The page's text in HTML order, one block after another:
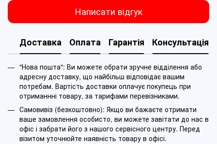
Написати відгук
Доставка Оплата Гарантія Консультація
"Нова пошта": Ви можете обрати зручне відділення або
адресну доставку, що найбільш відповідає вашим
потребам. Вартість доставки оплачує покупець при
отриманнні товару, за тарифами перевізниками.
Самовивіз (безкоштовно): Якщо ви бажаєте отримати
ваше замовлення особисто, ви можете завітати до нас в
офіс і забрати його з нашого сервісного центру. Перед
візитом уточнюйте наявність товару в офісі.